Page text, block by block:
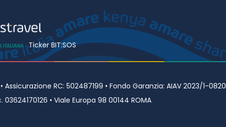
Ticker BIT:SOS
RC: 502487199 • Fondo Garanzia: AIAV 2023/1-0820
• Viale Europa 98 00144 ROMA